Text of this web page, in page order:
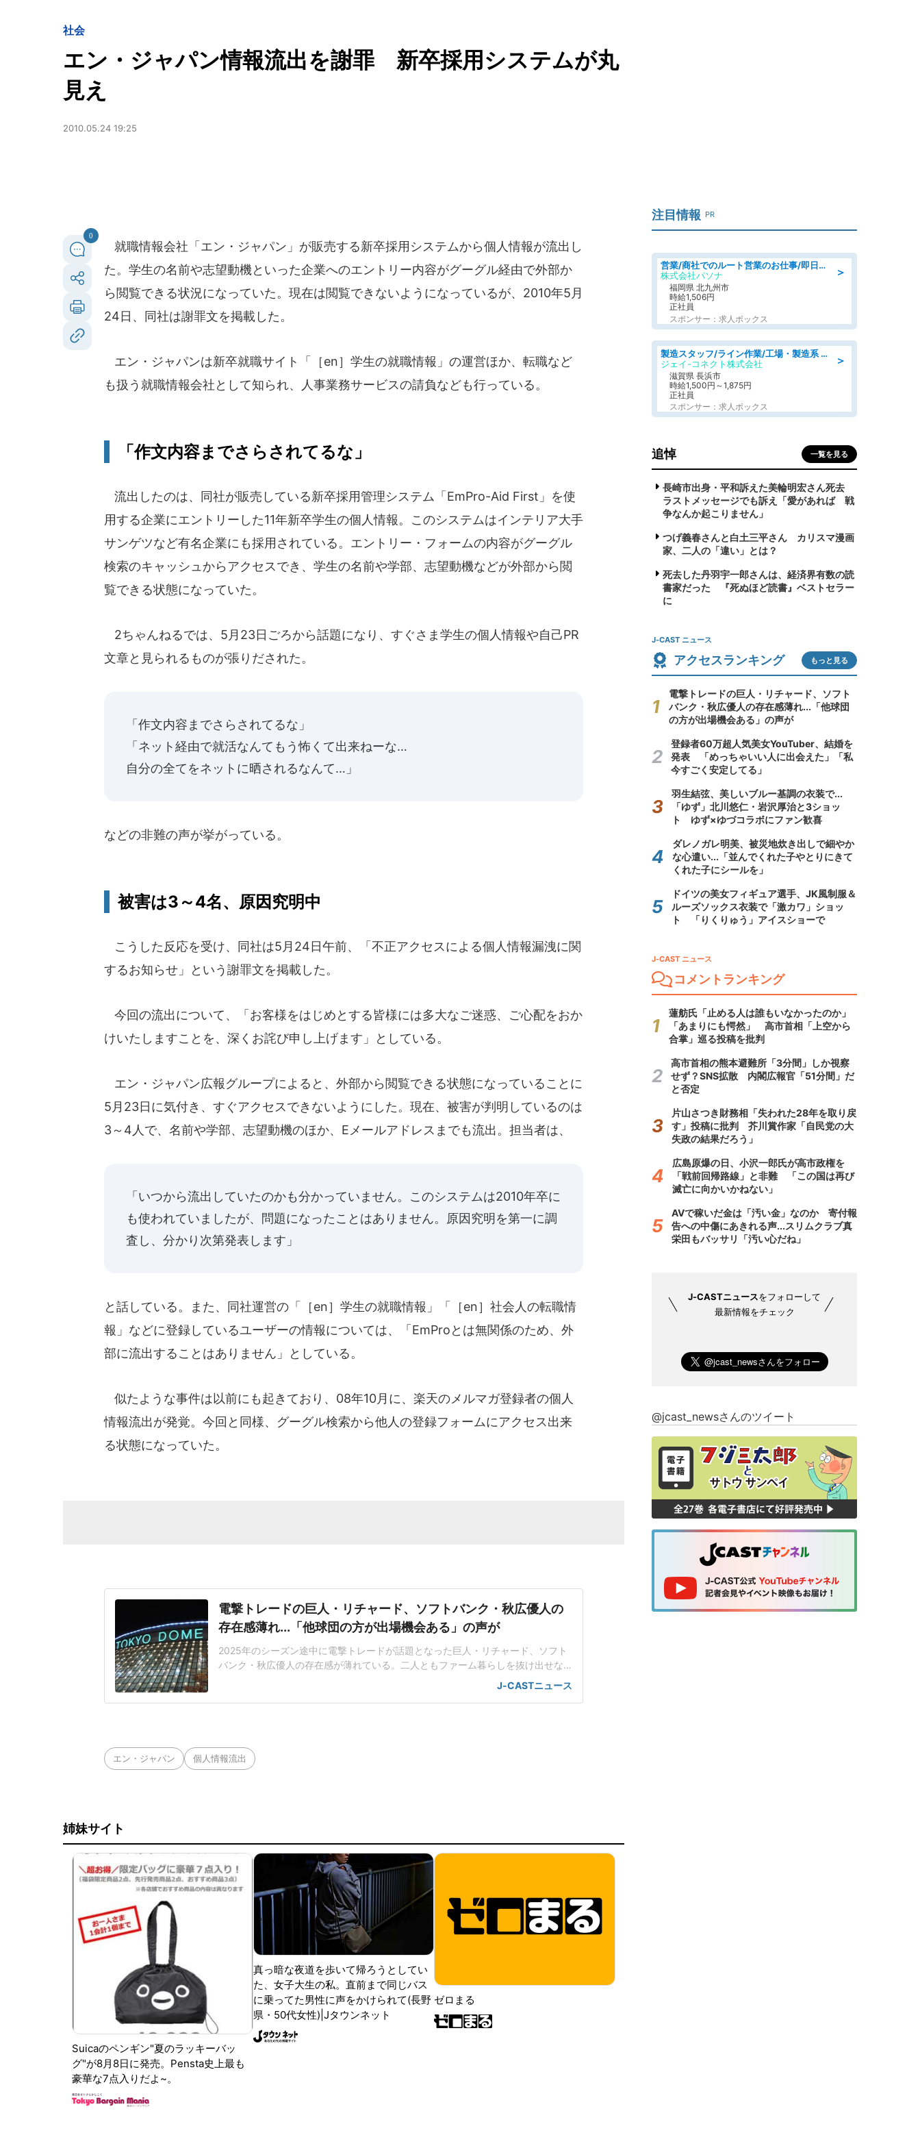
社会
エン・ジャパン情報流出を謝罪 新卒採用システムが丸
見え
2010.05.24 19:25
0
就職情報会社「エン・ジャパン」が販売する新卒採用システムから個人情報が流出し
た。学生の名前や志望動機といった企業へのエントリー内容がグーグル経由で外部か
ら閲覧できる状況になっていた。現在は閲覧できないようになっているが、2010年5月
24日、同社は謝罪文を掲載した。
エン・ジャパンは新卒就職サイト「［en］学生の就職情報」の運営ほか、転職など
も扱う就職情報会社として知られ、人事業務サービスの請負なども行っている。
「作文内容までさらされてるな」
流出したのは、同社が販売している新卒採用管理システム「EmPro-Aid First」を使
用する企業にエントリーした11年新卒学生の個人情報。このシステムはインテリア大手
サンゲツなど有名企業にも採用されている。エントリー・フォームの内容がグーグル
検索のキャッシュからアクセスでき、学生の名前や学部、志望動機などが外部から閲
覧できる状態になっていた。
2ちゃんねるでは、5月23日ごろから話題になり、すぐさま学生の個人情報や自己PR
文章と見られるものが張りだされた。
「作文内容までさらされてるな」
「ネット経由で就活なんてもう怖くて出来ねーな…
自分の全てをネットに晒されるなんて…」
などの非難の声が挙がっている。
被害は3～4名、原因究明中
こうした反応を受け、同社は5月24日午前、「不正アクセスによる個人情報漏洩に関
するお知らせ」という謝罪文を掲載した。
今回の流出について、「お客様をはじめとする皆様には多大なご迷惑、ご心配をおか
けいたしますことを、深くお詫び申し上げます」としている。
エン・ジャパン広報グループによると、外部から閲覧できる状態になっていることに
5月23日に気付き、すぐアクセスできないようにした。現在、被害が判明しているのは
3～4人で、名前や学部、志望動機のほか、Eメールアドレスまでも流出。担当者は、
「いつから流出していたのかも分かっていません。このシステムは2010年卒に
も使われていましたが、問題になったことはありません。原因究明を第一に調
査し、分かり次第発表します」
と話している。また、同社運営の「［en］学生の就職情報」「［en］社会人の転職情
報」などに登録しているユーザーの情報については、「EmProとは無関係のため、外
部に流出することはありません」としている。
似たような事件は以前にも起きており、08年10月に、楽天のメルマガ登録者の個人
情報流出が発覚。今回と同様、グーグル検索から他人の登録フォームにアクセス出来
る状態になっていた。
電撃トレードの巨人・リチャード、ソフトバンク・秋広優人の
存在感薄れ...「他球団の方が出場機会ある」の声が
2025年のシーズン途中に電撃トレードが話題となった巨人・リチャード、ソフト
バンク・秋広優人の存在感が薄れている。二人ともファーム暮らしを抜け出せな
いリチャードはソフトバンク在籍時にウエスタン・リーグで5年連続本塁打王に輝
いた長打力を評価され、秋広優人、大江竜聖と2対1のトレードで25年5月に巨人に
J-CASTニュース
エン・ジャパン 個人情報流出
姉妹サイト
Suicaのペンギン"夏のラッキーバッ
グ"が8月8日に発売。Pensta史上最も
豪華な7点入りだよ~。
真っ暗な夜道を歩いて帰ろうとしてい
た、女子大生の私。直前まで同じバス
に乗ってた男性に声をかけられて(長野
県・50代女性)|Jタウンネット
ゼロまる
注目情報 PR
＞
営業/商社でのルート営業のお仕事/即日勤務可/車通勤可/営業
株式会社パソナ
福岡県 北九州市
時給1,506円
正社員
スポンサー：求人ボックス
＞
製造スタッフ/ライン作業/工場・製造系 エンジン部品の機械加工/未経験可/昼食代無料
ジェイ-コネクト株式会社
滋賀県 長浜市
時給1,500円～1,875円
正社員
スポンサー：求人ボックス
追悼 一覧を見る
長崎市出身・平和訴えた美輪明宏さん死去
ラストメッセージでも訴え「愛があれば 戦
争なんか起こりません」
つげ義春さんと白土三平さん カリスマ漫画
家、二人の「違い」とは？
死去した丹羽宇一郎さんは、経済界有数の読
書家だった 『死ぬほど読書』ベストセラー
に
J-CAST ニュース
アクセスランキング もっと見る
電撃トレードの巨人・リチャード、ソフト
バンク・秋広優人の存在感薄れ...「他球団
の方が出場機会ある」の声が
登録者60万超人気美女YouTuber、結婚を
発表 「めっちゃいい人に出会えた」「私
今すごく安定してる」
羽生結弦、美しいブルー基調の衣装で...
「ゆず」北川悠仁・岩沢厚治と3ショッ
ト ゆず×ゆづコラボにファン歓喜
ダレノガレ明美、被災地炊き出しで細やか
な心遣い...「並んでくれた子やとりにきて
くれた子にシールを」
ドイツの美女フィギュア選手、JK風制服＆
ルーズソックス衣装で「激カワ」ショッ
ト 「りくりゅう」アイスショーで
J-CAST ニュース
コメントランキング
蓮舫氏「止める人は誰もいなかったのか」
「あまりにも愕然」 高市首相「上空から
合掌」巡る投稿を批判
高市首相の熊本避難所「3分間」しか視察
せず？SNS拡散 内閣広報官「51分間」だ
と否定
片山さつき財務相「失われた28年を取り戻
す」投稿に批判 芥川賞作家「自民党の大
失政の結果だろう」
広島原爆の日、小沢一郎氏が高市政権を
「戦前回帰路線」と非難 「この国は再び
滅亡に向かいかねない」
AVで稼いだ金は「汚い金」なのか 寄付報
告への中傷にあきれる声...スリムクラブ真
栄田もバッサリ「汚い心だね」
J-CASTニュースをフォローして
最新情報をチェック
@jcast_newsさんのツイート